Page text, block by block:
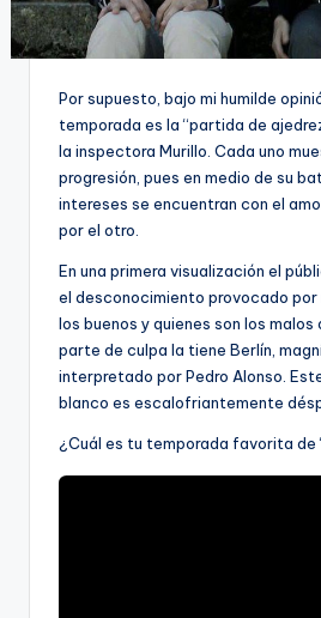
Por supuesto, bajo mi humilde
temporada es la “partida de
la inspectora Murillo. Cada uno
progresión, pues en medio de su
intereses se encuentran con el
por el otro.
En una primera visualización el
el desconocimiento provocado por
los buenos y quienes son los malos
parte de culpa la tiene Berlín,
interpretado por Pedro Alonso.
blanco es escalofriantemente
¿Cuál es tu temporada favorita de